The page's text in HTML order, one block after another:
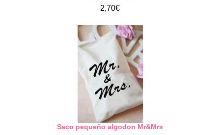
2,70€
Saco pequeño algodon Mr&Mrs